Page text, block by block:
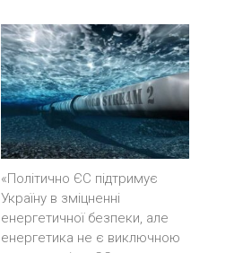
«Політично ЄС підтримує
Україну в зміцненні
енергетичної безпеки, але
енергетика не є виключною